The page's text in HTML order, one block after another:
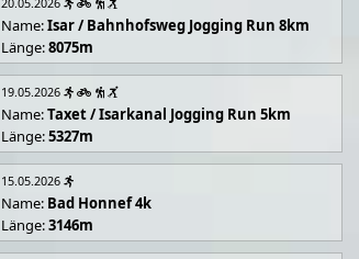
Name:Isar / Bahnhofsweg Jogging Run 8km
Länge:8075m
19.05.2026
Name:Taxet / Isarkanal Jogging Run 5km
Länge:5327m
15.05.2026
Name: Bad Honnef 4k
Länge:3146m